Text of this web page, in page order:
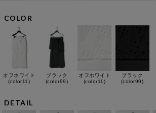
COLOR
オフホワイト
(color11)
ブラック
(color99)
オフホワイト
(color11)
ブラック
(color99)
DETAIL